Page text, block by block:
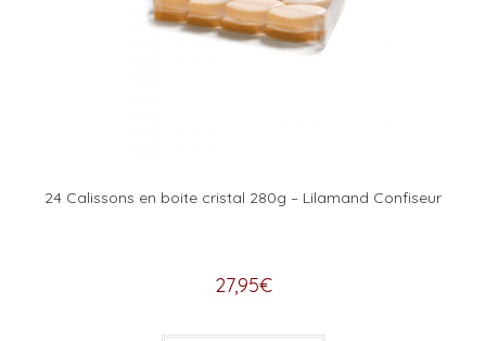
24 Calissons en boite cristal 280g – Lilamand Confiseur
27,95€